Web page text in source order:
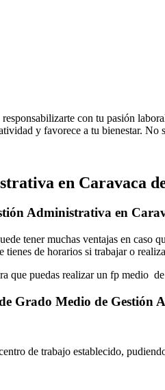
con tu pasión
y favorece a tu bienestar.
en Caravaca
Administrativa en
tener muchas ventajas en caso
tienes de horarios si trabajar o
que puedas realizar un fp medio
Grado Medio de Gestión
de trabajo establecido,